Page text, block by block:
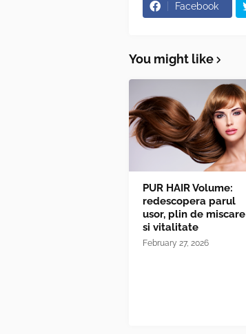
Facebook
You might like
PUR HAIR Volume:
redescopera parul
usor, plin de miscare
si vitalitate
February 27, 2026